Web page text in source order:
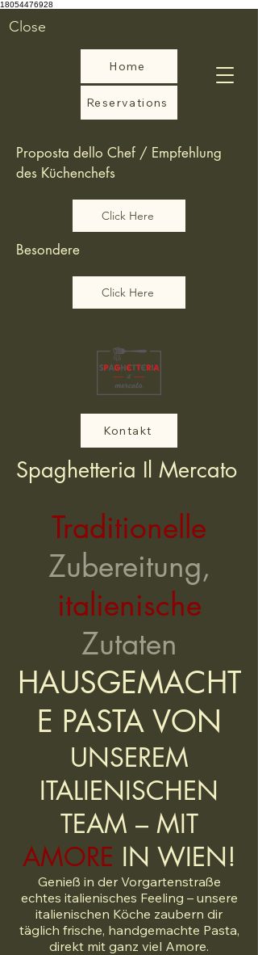
18054476928
Close
Reservations
Home
Proposta dello Chef / Empfehlung
des Küchenchefs
Click Here
Besondere
Click Here
Kontakt
Spaghetteria Il Mercato
Traditionelle
Zubereitung,
italienische
Zutaten
HAUSGEMACHT
E PASTA VON
UNSEREM
ITALIENISCHEN
TEAM – MIT
AMORE IN WIEN!
Genieß in der Vorgartenstraße
echtes italienisches Feeling – unsere
italienischen Köche zaubern dir
täglich frische, handgemachte Pasta,
direkt mit ganz viel Amore.